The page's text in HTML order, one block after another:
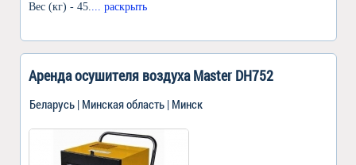
Вес (кг) - 45.... раскрыть
Аренда осушителя воздуха Master DH752
Беларусь | Минская область | Минск